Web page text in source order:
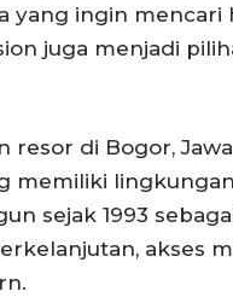
yang ingin mencari
juga menjadi
resor di Bogor,
memiliki
sejak 1993
akses